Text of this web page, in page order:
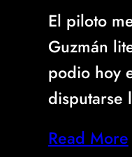
El piloto
Guzmán
podio hoy
disputarse
Read More